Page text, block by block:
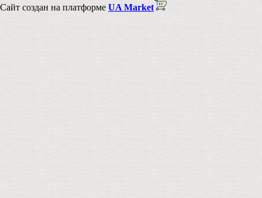
Сайт создан на платформе UA Market